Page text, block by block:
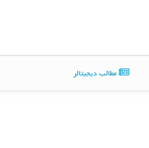
مطالب دیجیتالر